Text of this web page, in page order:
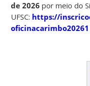
de 2026 por meio do
UFSC: https://
oficinacarimbo20261